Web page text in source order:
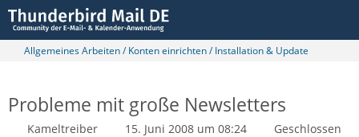
Allgemeines Arbeiten / Konten einrichten / Installation & Update
Probleme mit große Newsletters
Kameltreiber 15. Juni 2008 um 08:24
Geschlossen